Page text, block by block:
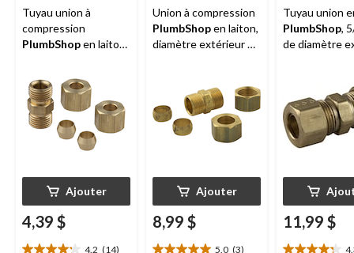
Tuyau union à
compression
PlumbShopen laiton,
1/4 po, paq. 1
Ajouter
4,39 $
4.2 (14)
Union à compression
PlumbShopen laiton,
diamètre extérieur de
Ajouter
8,99 $
5.0 (3)
Tuyau union
PlumbShop,
de diamètre
11,99 $